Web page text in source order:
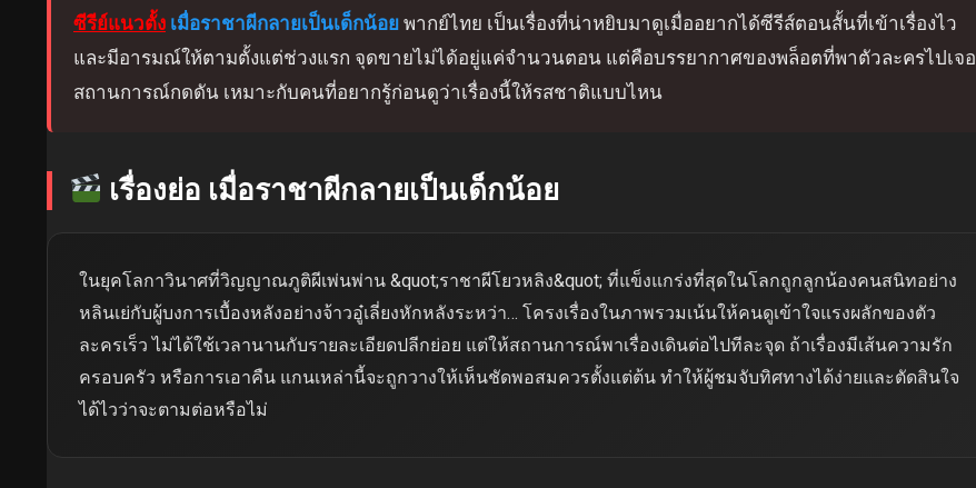
ซีรีย์แนวตั้ง เมื่อราชาผีกลายเป็นเด็กน้อย พากย์ไทย เป็นเรื่องที่น่าหยิบมาดูเมื่ออยากได้ซีรีส์ตอนสั้นที่เข้าเรื่องไว
และมีอารมณ์ให้ตามตั้งแต่ช่วงแรก จุดขายไม่ได้อยู่แค่จำนวนตอน แต่คือบรรยากาศของพล็อตที่พาตัวละครไปเจอ
สถานการณ์กดดัน เหมาะกับคนที่อยากรู้ก่อนดูว่าเรื่องนี้ให้รสชาติแบบไหน
เรื่องย่อ เมื่อราชาผีกลายเป็นเด็กน้อย
ในยุคโลกาวินาศที่วิญญาณภูติผีเพ่นพ่าน &quot;ราชาผีโยวหลิง&quot; ที่แข็งแกร่งที่สุดในโลกถูกลูกน้องคนสนิทอย่าง
หลินเย่กับผู้บงการเบื้องหลังอย่างจ้าวอู๋เลี่ยงหักหลังระหว่า… โครงเรื่องในภาพรวมเน้นให้คนดูเข้าใจแรงผลักของตัว
ละครเร็ว ไม่ได้ใช้เวลานานกับรายละเอียดปลีกย่อย แต่ให้สถานการณ์พาเรื่องเดินต่อไปทีละจุด ถ้าเรื่องมีเส้นความรัก
ครอบครัว หรือการเอาคืน แกนเหล่านี้จะถูกวางให้เห็นชัดพอสมควรตั้งแต่ต้น ทำให้ผู้ชมจับทิศทางได้ง่ายและตัดสินใจ
ได้ไวว่าจะตามต่อหรือไม่